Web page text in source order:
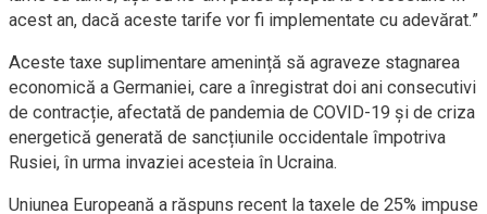
acest an, dacă aceste tarife vor fi implementate cu adevărat.”
Aceste taxe suplimentare amenință să agraveze stagnarea
economică a Germaniei, care a înregistrat doi ani consecutivi
de contracție, afectată de pandemia de COVID-19 și de criza
energetică generată de sancțiunile occidentale împotriva
Rusiei, în urma invaziei acesteia în Ucraina.
Uniunea Europeană a răspuns recent la taxele de 25% impuse